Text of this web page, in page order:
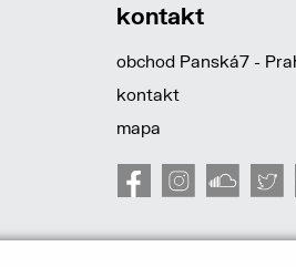
kontakt
obchod Panská7 -
kontakt
mapa